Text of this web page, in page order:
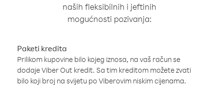
naših fleksibilnih i jeftinih
mogućnosti pozivanja:
Paketi kredita
Prilikom kupovine bilo kojeg iznosa, na vaš račun se
dodaje Viber Out kredit. Sa tim kreditom možete zvati
bilo koji broj na svijetu po Viberovim niskim cijenama.